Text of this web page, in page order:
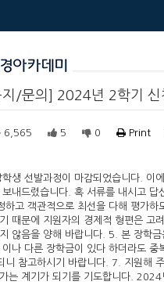
지/문의] 2024년 2학기 신
6,565 5 0 Print
생 선발과정이 마감되었습니다. 이
내드렸습니다. 혹 서류를 내시고
하고 객관적으로 최선을 다해 평가
때문에 지원자의 경제적 형편은 고
않음을 양해 바랍니다. 5. 본 장학
나 다른 장학금이 있다 하더라도
니 참고하시기 바랍니다. 7. 지원해
는 계기가 되기를 기도합니다.